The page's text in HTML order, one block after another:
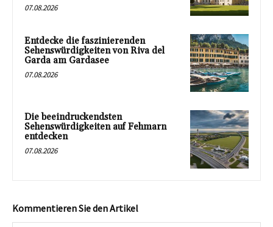
07.08.2026
Entdecke die faszinierenden
Sehenswürdigkeiten von Riva del
Garda am Gardasee
07.08.2026
Die beeindruckendsten
Sehenswürdigkeiten auf Fehmarn
entdecken
07.08.2026
Kommentieren Sie den Artikel